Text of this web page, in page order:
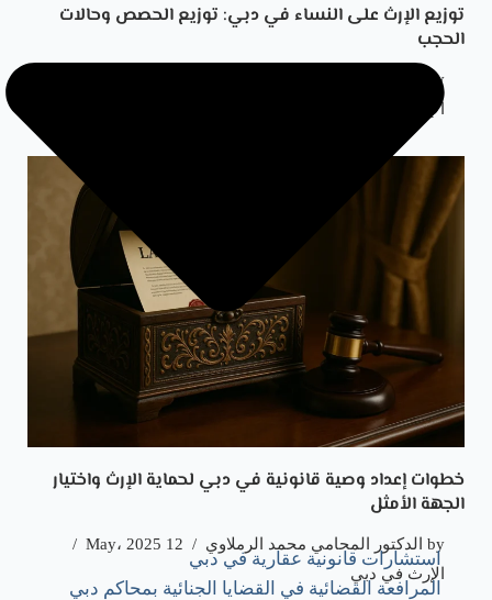
استشارات قانونية عقارية في دبي
المرافعة القضائية في القضايا الجنائية بمحاكم دبي
توزيع الإرث على النساء في دبي: توزيع الحصص وحالات
الحجب
by
الإرث في دبي
خطوات إعداد وصية قانونية في دبي لحماية الإرث واختيار
الجهة الأمثل
by الدكتور المحامي محمد الرملاوي
12 May، 2025
الإرث في دبي